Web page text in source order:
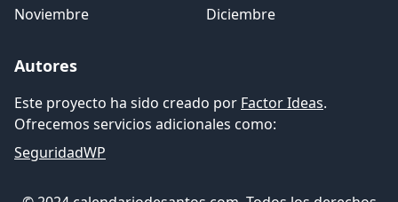
Noviembre
Diciembre
Autores
Este proyecto ha sido creado por Factor Ideas.
Ofrecemos servicios adicionales como:
SeguridadWP